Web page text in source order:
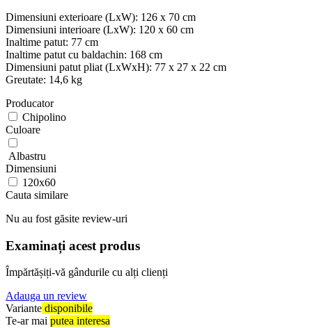
Dimensiuni exterioare (LxW): 126 x 70 cm
Dimensiuni interioare (LxW): 120 x 60 cm
Inaltime patut: 77 cm
Inaltime patut cu baldachin: 168 cm
Dimensiuni patut pliat (LxWxH): 77 x 27 x 22 cm
Greutate: 14,6 kg
Producator
Chipolino
Culoare
Albastru
Dimensiuni
120x60
Cauta similare
Nu au fost găsite review-uri
Examinați acest produs
Împărtășiți-vă gândurile cu alți clienți
Adauga un review
Variante disponibile
Te-ar mai putea interesa